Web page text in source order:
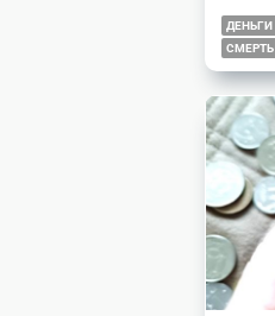
ДЕНЬГИ
СМЕРТЬ